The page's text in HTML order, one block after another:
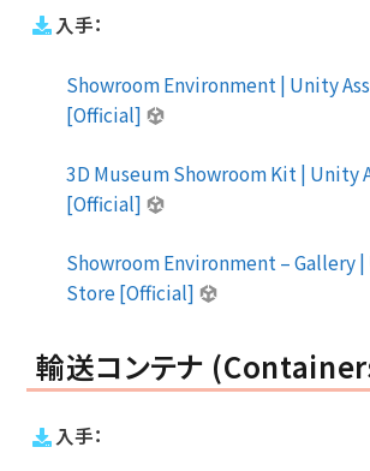
入手：
Showroom Environment | Unity
[Official]
3D Museum Showroom Kit | Unity
[Official]
Showroom Environment – Gallery
Store [Official]
輸送コンテナ
入手：